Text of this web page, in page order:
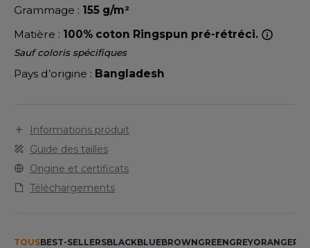
IN EUROPE
LABEL / TEAR AWAY
ROW
OF THE LOOM
OF THE LOOM VINTAGE
Grammage : 155 g/m²
Matière : 100% coton Ringspun pré-rétréci.
Sauf coloris spécifiques
Pays d’origine : Bangladesh
Informations produit
Guide des tailles
Origine et certificats
Téléchargements
TOUSBEST-SELLERSBLACKBLUEBROWNGREENGREYORANGE